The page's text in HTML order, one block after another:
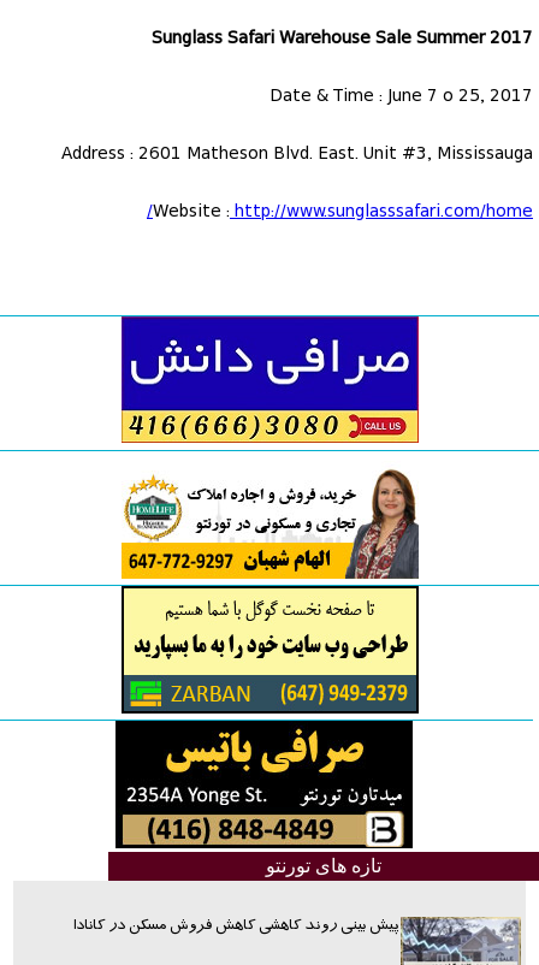
Sunglass Safari Warehouse Sale Summer 2017
Date & Time : June 7 o 25, 2017
Address : 2601 Matheson Blvd. East. Unit #3, Mississauga
Website :http://www.sunglasssafari.com/home/
تازه های تورنتو
پیش بینی روند کاهشی کاهش فروش مسکن در کانادا